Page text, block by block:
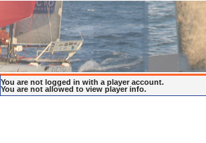
You are not logged in with a player account.
You are not allowed to view player info.